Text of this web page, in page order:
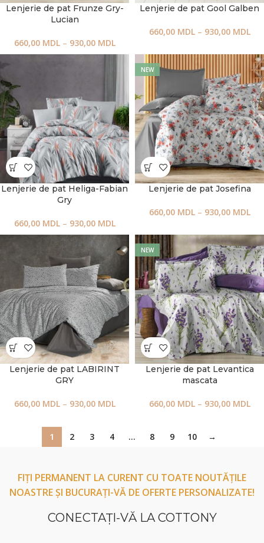
Lenjerie de pat Frunze Gry-
Lucian
660,00 MDL – 930,00 MDL
Lenjerie de pat Gool Galben
660,00 MDL – 930,00 MDL
Lenjerie de pat Heliga-Fabian
Gry
660,00 MDL – 930,00 MDL
NEW
Lenjerie de pat Josefina
660,00 MDL – 930,00 MDL
Lenjerie de pat LABIRINT
GRY
660,00 MDL – 930,00 MDL
NEW
Lenjerie de pat Levantica
mascata
660,00 MDL – 930,00 MDL
1 2 3 4 … 8 9 10 →
FIȚI PERMANENT LA CURENT CU TOATE NOUTĂȚILE
NOASTRE ȘI BUCURAȚI-VĂ DE OFERTE PERSONALIZATE!
CONECTAŢI-VĂ LA COTTONY